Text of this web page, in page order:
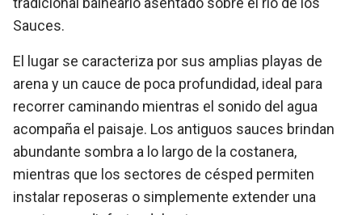
Sauces.
El lugar se caracteriza por sus amplias playas de
arena y un cauce de poca profundidad, ideal para
recorrer caminando mientras el sonido del agua
acompaña el paisaje. Los antiguos sauces brindan
abundante sombra a lo largo de la costanera,
mientras que los sectores de césped permiten
instalar reposeras o simplemente extender una